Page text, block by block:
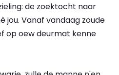
de zoektocht naar
jou. Vanaf vandaag zoude
op oew deurmat kenne